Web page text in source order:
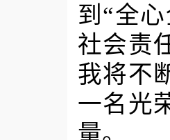
到“全
社会责
我将不
一名光
量。